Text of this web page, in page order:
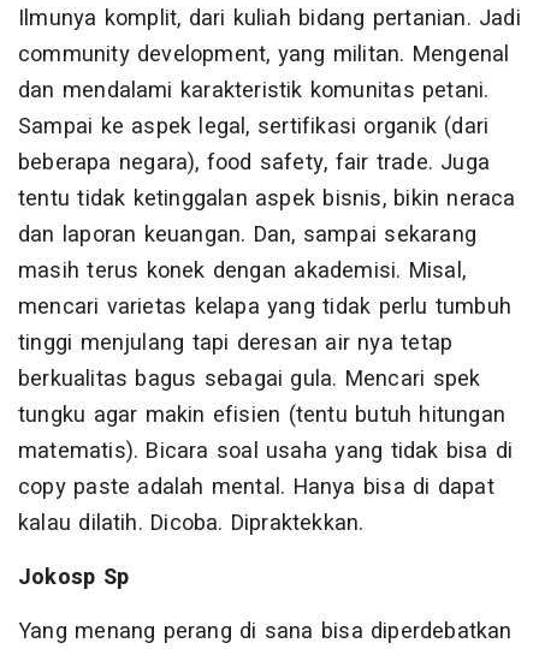
Ilmunya komplit, dari kuliah bidang pertanian. Jadi
community development, yang militan. Mengenal
dan mendalami karakteristik komunitas petani.
Sampai ke aspek legal, sertifikasi organik (dari
beberapa negara), food safety, fair trade. Juga
tentu tidak ketinggalan aspek bisnis, bikin neraca
dan laporan keuangan. Dan, sampai sekarang
masih terus konek dengan akademisi. Misal,
mencari varietas kelapa yang tidak perlu tumbuh
tinggi menjulang tapi deresan air nya tetap
berkualitas bagus sebagai gula. Mencari spek
tungku agar makin efisien (tentu butuh hitungan
matematis). Bicara soal usaha yang tidak bisa di
copy paste adalah mental. Hanya bisa di dapat
kalau dilatih. Dicoba. Dipraktekkan.
Jokosp Sp
Yang menang perang di sana bisa diperdebatkan